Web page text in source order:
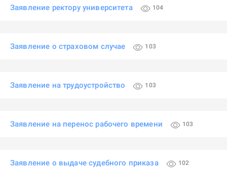
Заявление ректору университета 104
Заявление о страховом случае 103
Заявление на трудоустройство 103
Заявление на перенос рабочего времени 103
Заявление о выдаче судебного приказа 102